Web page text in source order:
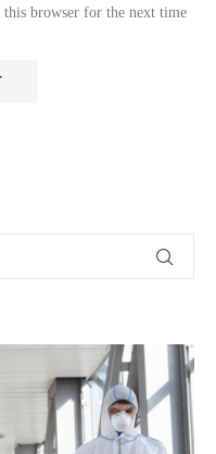
this browser for the next time